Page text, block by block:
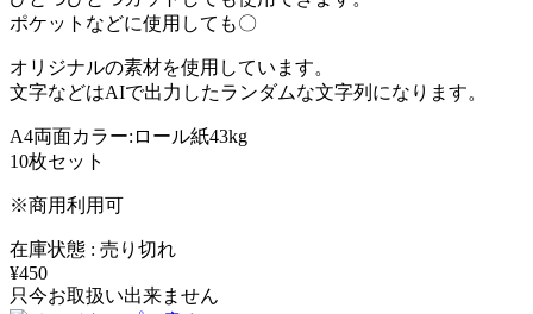
ポケットなどに使用しても〇
オリジナルの素材を使用しています。
文字などはAIで出力したランダムな文字列になります。
A4両面カラー:ロール紙43kg
10枚セット
※商用利用可
在庫状態 : 売り切れ
¥450
只今お取扱い出来ません